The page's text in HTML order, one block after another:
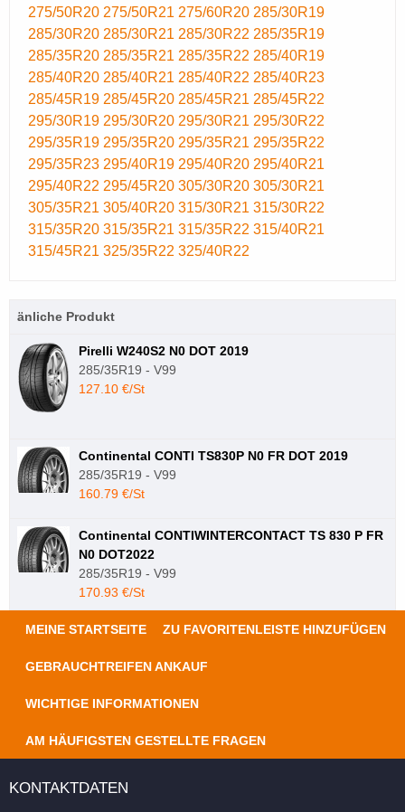
275/50R20 275/50R21 275/60R20 285/30R19
285/30R20 285/30R21 285/30R22 285/35R19
285/35R20 285/35R21 285/35R22 285/40R19
285/40R20 285/40R21 285/40R22 285/40R23
285/45R19 285/45R20 285/45R21 285/45R22
295/30R19 295/30R20 295/30R21 295/30R22
295/35R19 295/35R20 295/35R21 295/35R22
295/35R23 295/40R19 295/40R20 295/40R21
295/40R22 295/45R20 305/30R20 305/30R21
305/35R21 305/40R20 315/30R21 315/30R22
315/35R20 315/35R21 315/35R22 315/40R21
315/45R21 325/35R22 325/40R22
änliche Produkt
Pirelli W240S2 N0 DOT 2019
285/35R19 - V99
127.10 €/St
Continental CONTI TS830P N0 FR DOT 2019
285/35R19 - V99
160.79 €/St
Continental CONTIWINTERCONTACT TS 830 P FR
N0 DOT2022
285/35R19 - V99
170.93 €/St
MEINE STARTSEITE ZU FAVORITENLEISTE HINZUFÜGEN
GEBRAUCHTREIFEN ANKAUF
WICHTIGE INFORMATIONEN
AM HÄUFIGSTEN GESTELLTE FRAGEN
KONTAKTDATEN